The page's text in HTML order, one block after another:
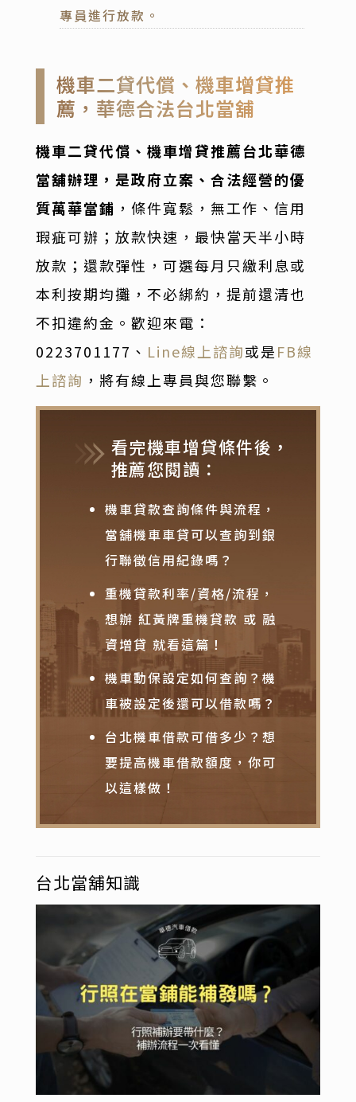
專員進行放款。
機車二貸代償、機車增貸推
薦，華德合法台北當舖
機車二貸代償、機車增貸推薦台北華德
當舖辦理，是政府立案、合法經營的優
質萬華當鋪 ，條件寬鬆，無工作、信用
瑕疵可辦；放款快速，最快當天半小時
放款；還款彈性，可選每月只繳利息或
本利按期均攤，不必綁約，提前還清也
不扣違約金。歡迎來電：
0223701177 、 Line線上諮詢或是FB線
上諮詢 ，將有線上專員與您聯繫。
看完機車增貸條件後，
推薦您閱讀：
機車貸款查詢條件與流程，
當舖機車車貸可以查詢到銀
行聯徵信用紀錄嗎？
重機貸款利率/資格/流程，
想辦 紅黃牌重機貸款 或 融
資增貸 就看這篇！
機車動保設定如何查詢？機
車被設定後還可以借款嗎？
台北機車借款可借多少？想
要提高機車借款額度，你可
以這樣做！
台北當舖知識